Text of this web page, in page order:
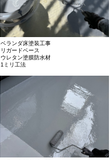
ベランダ床塗装工事
リガードベース
ウレタン塗膜防水材
1ミリ工法